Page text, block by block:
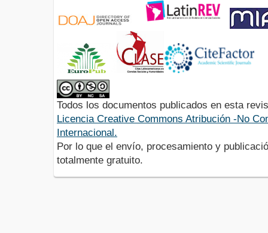
Todos los documentos publicados en esta
Licencia Creative Commons Atribución -No
Internacional.
Por lo que el envío, procesamiento y
totalmente gratuito.